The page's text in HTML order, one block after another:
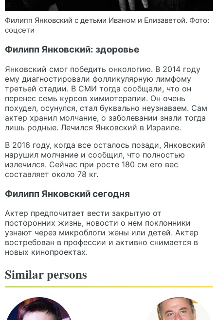
Филипп Янковский с детьми Иваном и Елизаветой. Фото:
соцсети
Филипп Янковский: здоровье
Янковский смог победить онкологию. В 2014 году
ему диагностировали фолликулярную лимфому
третьей стадии. В СМИ тогда сообщали, что он
перенес семь курсов химиотерапии. Он очень
похудел, осунулся, стал буквально неузнаваем. Сам
актер хранил молчание, о заболевании знали тогда
лишь родные. Лечился Янковский в Израиле.
В 2016 году, когда все осталось позади, Янковский
нарушил молчание и сообщил, что полностью
излечился. Сейчас при росте 180 см его вес
составляет около 78 кг.
Филипп Янковский сегодня
Актер предпочитает вести закрытую от
посторонних жизнь, новости о нем поклонники
узнают через микроблоги жены или детей. Актер
востребован в профессии и активно снимается в
новых кинопроектах.
Similar persons